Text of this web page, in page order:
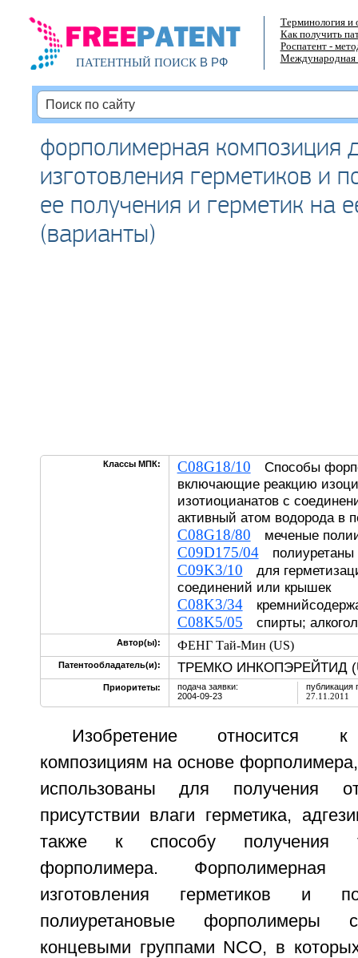
ПАТЕНТНЫЙ ПОИСКВ РФ
Терминология и
Как получить
Роспатент -
Международная
форполимерная композиция
изготовления герметиков и
ее получения и герметик на
(варианты)
Классы МПК: C08G18/10 Способы
включающие реакцию
изотиоцианатов с
активный атом водорода в
C08G18/80 меченые
C09D175/04полиуретаны
C09K3/10 для
соединений или крышек
C08K3/34
C08K5/05 спирты;
Автор(ы): ФЕНГ Тай-Мин (US)
Патентообладатель(и): ТРЕМКО ИНКОПЭРЕЙТИД
Приоритеты:
подача заявки:
2004-09-23
публикация
27.11.2011
Изобретение относится к
композициям на основе
использованы для получения
присутствии влаги герметика,
также к способу получения
форполимера.
изготовления герметиков и
полиуретановые форполимеры
концевыми группами NCO, в